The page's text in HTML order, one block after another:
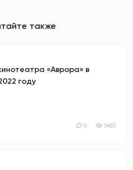
также
«Аврора» в
году
0 3483